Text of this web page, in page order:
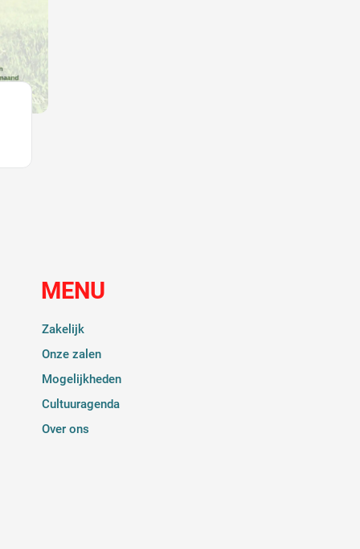
MENU
Zakelijk
Onze zalen
Mogelijkheden
Cultuuragenda
Over ons